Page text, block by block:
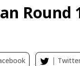
Round
|